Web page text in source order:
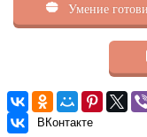
Умение
ВКонтакте